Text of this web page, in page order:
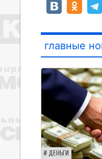
главные
ДЕНЬГИ